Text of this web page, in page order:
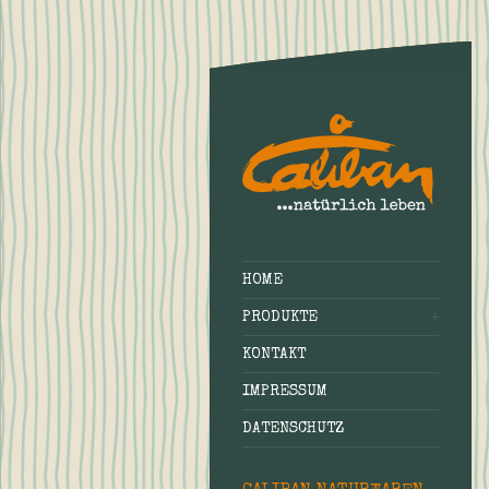
HOME
PRODUKTE
KONTAKT
IMPRESSUM
DATENSCHUTZ